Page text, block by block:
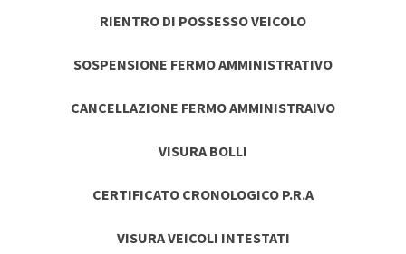
RIENTRO DI POSSESSO VEICOLO
SOSPENSIONE FERMO AMMINISTRATIVO
CANCELLAZIONE FERMO AMMINISTRAIVO
VISURA BOLLI
CERTIFICATO CRONOLOGICO P.R.A
VISURA VEICOLI INTESTATI